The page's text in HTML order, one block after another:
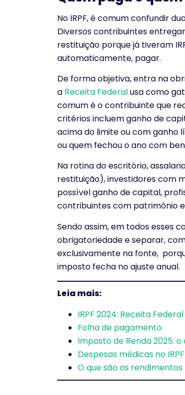
No IRPF, é comum confundir
Diversos contribuintes
restituição porque já tiveram
automaticamente, pagar.
De forma objetiva, entra na
a Receita Federalusa como
comum é o contribuinte que
critérios incluem ganho de
acima do limite ou com ganho
ou quem fechou o ano com
Na rotina do escritório,
restituição), investidores com
possível ganho de capital,
contribuintes com patrimônio
Sendo assim, em todos esses
obrigatoriedade e separar,
exclusivamente na fonte,
imposto fecha no ajuste anual.
Leia mais:
IRPF 2024: Receita
Folha de pagamento
Imposto de Renda 2025:
Despesas médicas no
O que são os